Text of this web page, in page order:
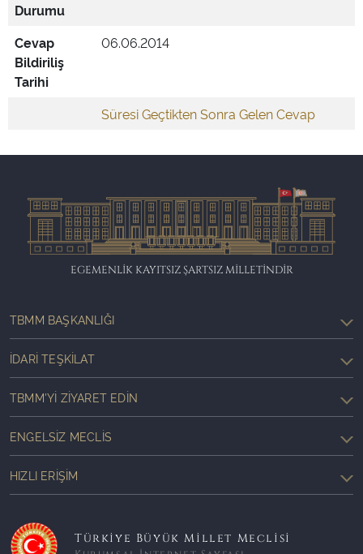
Durumu
Cevap
Bildiriliş
Tarihi
06.06.2014
Süresi Geçtikten Sonra Gelen Cevap
EGEMENLİK KAYITSIZ ŞARTSIZ MİLLETİNDİR
TBMM BAŞKANLIĞI
İDARI TEŞKILAT
TBMM'YI ZIYARET EDIN
ENGELSIZ MECLIS
HIZLI ERIŞIM
Türkiye Büyük Millet Meclisi